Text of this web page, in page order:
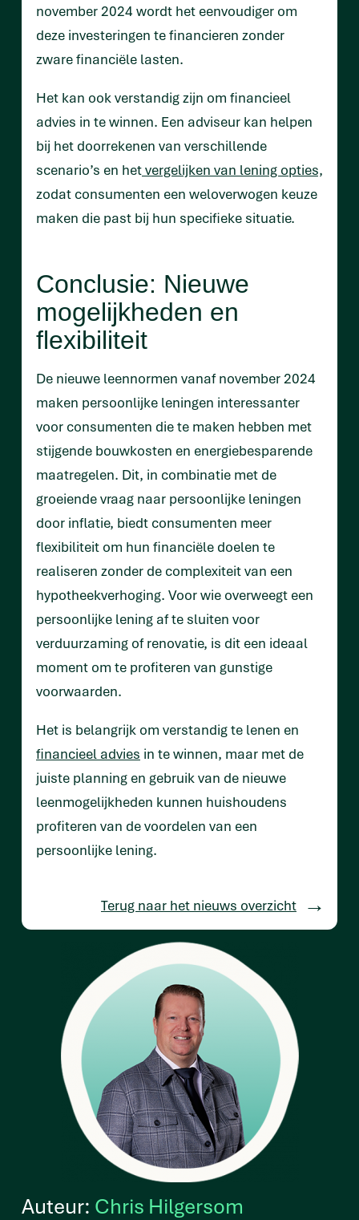
november 2024 wordt het eenvoudiger om
deze investeringen te financieren zonder
zware financiële lasten.
Het kan ook verstandig zijn om financieel
advies in te winnen. Een adviseur kan helpen
bij het doorrekenen van verschillende
scenario’s en hetvergelijken van lening opties,
zodat consumenten een weloverwogen keuze
maken die past bij hun specifieke situatie.
Conclusie: Nieuwe
mogelijkheden en
flexibiliteit
De nieuwe leennormen vanaf november 2024
maken persoonlijke leningen interessanter
voor consumenten die te maken hebben met
stijgende bouwkosten en energiebesparende
maatregelen. Dit, in combinatie met de
groeiende vraag naar persoonlijke leningen
door inflatie, biedt consumenten meer
flexibiliteit om hun financiële doelen te
realiseren zonder de complexiteit van een
hypotheekverhoging. Voor wie overweegt een
persoonlijke lening af te sluiten voor
verduurzaming of renovatie, is dit een ideaal
moment om te profiteren van gunstige
voorwaarden.
Het is belangrijk om verstandig te lenen en
financieel advies in te winnen, maar met de
juiste planning en gebruik van de nieuwe
leenmogelijkheden kunnen huishoudens
profiteren van de voordelen van een
persoonlijke lening.
Terug naar het nieuws overzicht
Auteur: Chris Hilgersom